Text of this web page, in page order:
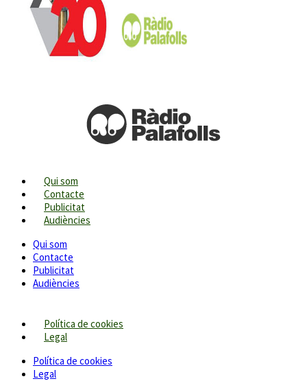
Qui som
Contacte
Publicitat
Audiències
Qui som
Contacte
Publicitat
Audiències
Política de cookies
Legal
Política de cookies
Legal